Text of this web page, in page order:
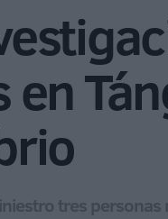
en
tres